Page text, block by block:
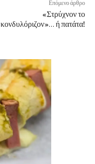
Επόμενο άρθρο
«Στρύχνον το
κονδυλόριζον»… ή πατάτα!